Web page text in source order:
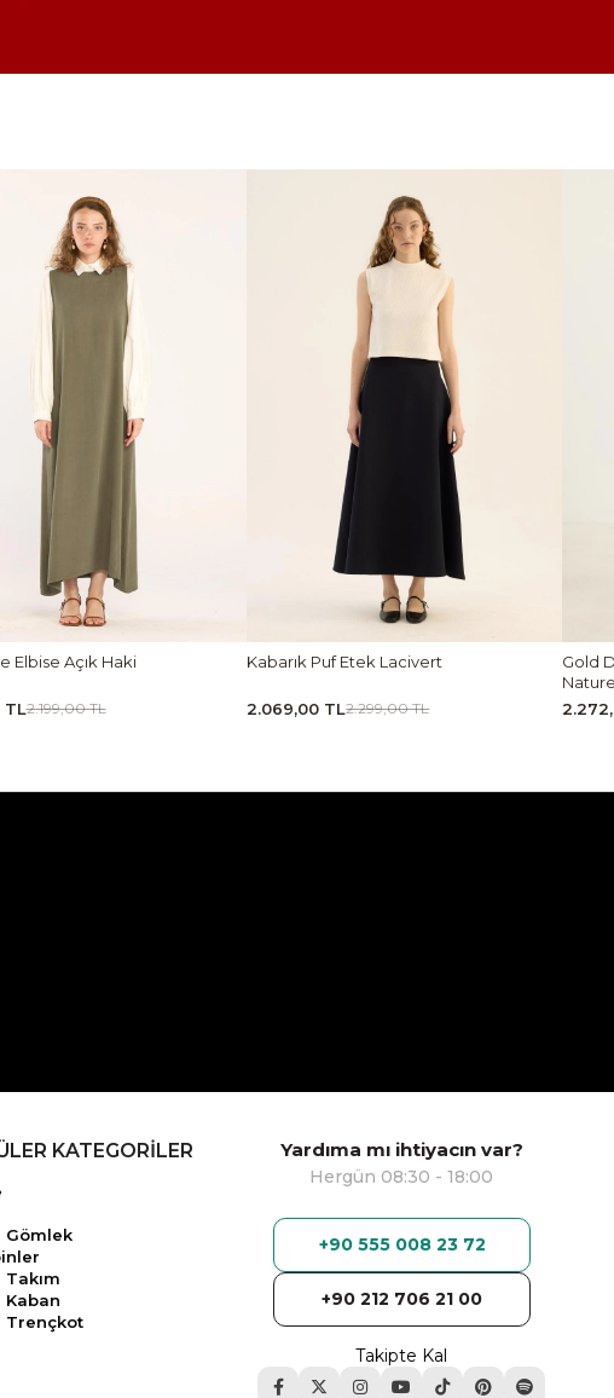
Açık Haki
2.199,00 TL
Kabarık Puf Etek Lacivert
2.069,00 TL2.299,00 TL
Gold
Naturel
KATEGORİLER
Gömlek
Takım
Kaban
Trençkot
Yardıma mı ihtiyacın var?
Hergün 08:30 - 18:00
+90 555 008 23 72
+90 212 706 21 00
Takipte Kal